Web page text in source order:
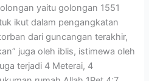
yaitu golongan 1551
ikut dalam pengangkatan
dari guncangan terakhir,
juga oleh iblis, istimewa oleh
terjadi 4 Meterai, 4